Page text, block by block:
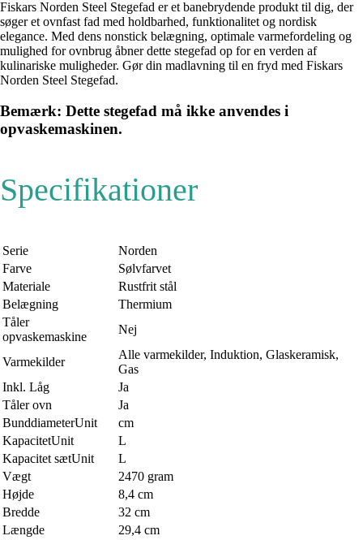
Fiskars Norden Steel Stegefad er et banebrydende produkt til dig, der
søger et ovnfast fad med holdbarhed, funktionalitet og nordisk
elegance. Med dens nonstick belægning, optimale varmefordeling og
mulighed for ovnbrug åbner dette stegefad op for en verden af
kulinariske muligheder. Gør din madlavning til en fryd med Fiskars
Norden Steel Stegefad.
Bemærk: Dette stegefad må ikke anvendes i
opvaskemaskinen.
Specifikationer
Serie
Norden
Farve
Sølvfarvet
Materiale
Rustfrit stål
Belægning
Thermium
Tåler
opvaskemaskine
Nej
Varmekilder
Alle varmekilder, Induktion, Glaskeramisk,
Gas
Inkl. Låg
Ja
Tåler ovn
Ja
BunddiameterUnit
cm
KapacitetUnit
L
Kapacitet sætUnit
L
Vægt
2470 gram
Højde
8,4 cm
Bredde
32 cm
Længde
29,4 cm